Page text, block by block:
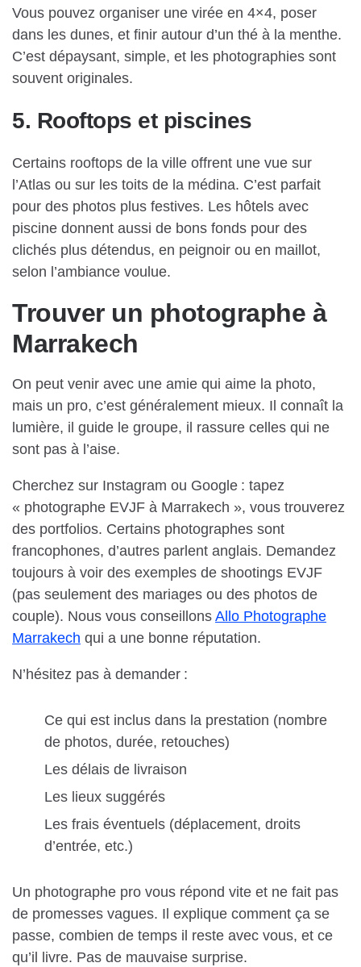
Vous pouvez organiser une virée en 4×4, poser
dans les dunes, et finir autour d’un thé à la menthe.
C’est dépaysant, simple, et les photographies sont
souvent originales.
5. Rooftops et piscines
Certains rooftops de la ville offrent une vue sur
l’Atlas ou sur les toits de la médina. C’est parfait
pour des photos plus festives. Les hôtels avec
piscine donnent aussi de bons fonds pour des
clichés plus détendus, en peignoir ou en maillot,
selon l’ambiance voulue.
Trouver un photographe à
Marrakech
On peut venir avec une amie qui aime la photo,
mais un pro, c’est généralement mieux. Il connaît la
lumière, il guide le groupe, il rassure celles qui ne
sont pas à l’aise.
Cherchez sur Instagram ou Google : tapez
« photographe EVJF à Marrakech », vous trouverez
des portfolios. Certains photographes sont
francophones, d’autres parlent anglais. Demandez
toujours à voir des exemples de shootings EVJF
(pas seulement des mariages ou des photos de
couple). Nous vous conseillons Allo Photographe
Marrakech qui a une bonne réputation.
N’hésitez pas à demander :
Ce qui est inclus dans la prestation (nombre
de photos, durée, retouches)
Les délais de livraison
Les lieux suggérés
Les frais éventuels (déplacement, droits
d’entrée, etc.)
Un photographe pro vous répond vite et ne fait pas
de promesses vagues. Il explique comment ça se
passe, combien de temps il reste avec vous, et ce
qu’il livre. Pas de mauvaise surprise.